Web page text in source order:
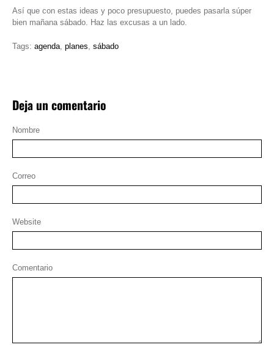
Así que con estas ideas y poco presupuesto, puedes pasarla súper
bien mañana sábado. Haz las excusas a un lado.
Tags: agenda planes sábado
Deja un comentario
Nombre
Correo
Website
Comentario